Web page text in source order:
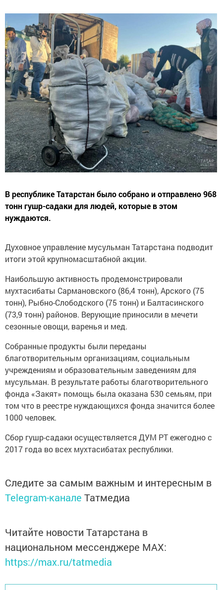
В республике Татарстан было собрано и отправлено 968
тонн гушр-садаки для людей, которые в этом
нуждаются.
Духовное управление мусульман Татарстана подводит
итоги этой крупномасштабной акции.
Наибольшую активность продемонстрировали
мухтасибаты Сармановского (86,4 тонн), Арского (75
тонн), Рыбно-Слободского (75 тонн) и Балтасинского
(73,9 тонн) районов. Верующие приносили в мечети
сезонные овощи, варенья и мед.
Собранные продукты были переданы
благотворительным организациям, социальным
учреждениям и образовательным заведениям для
мусульман. В результате работы благотворительного
фонда «Закят» помощь была оказана 530 семьям, при
том что в реестре нуждающихся фонда значится более
1000 человек.
Сбор гушр-садаки осуществляется ДУМ РТ ежегодно с
2017 года во всех мухтасибатах республики.
Следите за самым важным и интересным в
Telegram-канале Татмедиа
Читайте новости Татарстана в
национальном мессенджере MАХ:
https://max.ru/tatmedia